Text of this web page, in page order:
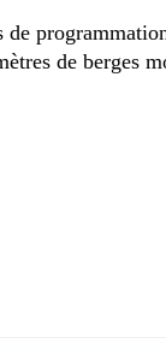
de
de berges